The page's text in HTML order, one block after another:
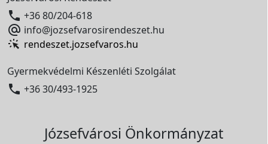
 +36 80/204-618
 info@jozsefvarosirendeszet.hu
rendeszet.jozsefvaros.hu
Gyermekvédelmi Készenléti Szolgálat
 +36 30/493-1925
Józsefvárosi Önkormányzat